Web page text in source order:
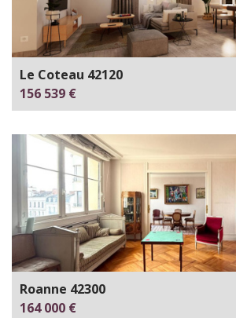
Le Coteau 42120
156 539 €
Roanne 42300
164 000 €